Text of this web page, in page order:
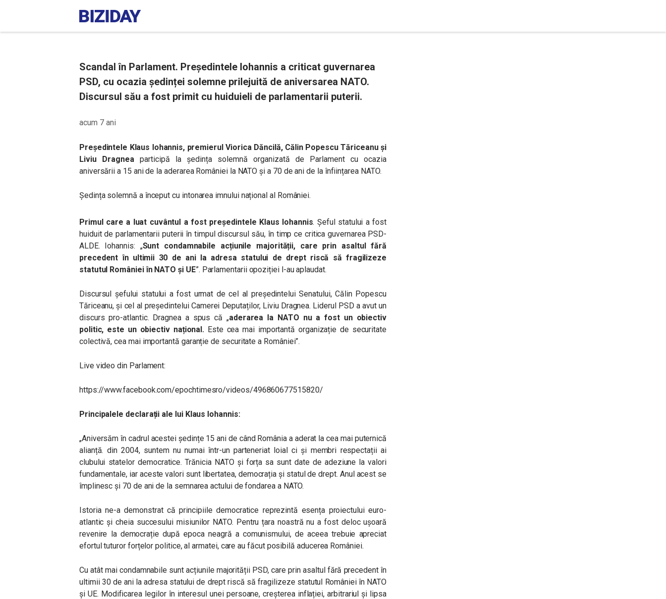
Scandal în Parlament. Președintele Iohannis a criticat guvernarea
PSD, cu ocazia ședinței solemne prilejuită de aniversarea NATO.
Discursul său a fost primit cu huiduieli de parlamentarii puterii.
acum 7 ani
Președintele Klaus Iohannis, premierul Viorica Dăncilă, Călin Popescu Tăriceanu și
Liviu Dragneaparticipă la ședința solemnă organizată de Parlament cu ocazia
aniversării a 15 ani de la aderarea României la NATO și a 70 de ani de la înființarea NATO.
Ședința solemnă a început cu intonarea imnului național al României.
Primul care a luat cuvântul a fost președintele Klaus Iohannis. Șeful statului a fost
huiduit de parlamentarii puterii în timpul discursul său, în timp ce critica guvernarea PSD-
ALDE. Iohannis: „Sunt condamnabile acțiunile majorității, care prin asaltul fără
precedent în ultimii 30 de ani la adresa statului de drept riscă să fragilizeze
statutul României în NATO și UE”. Parlamentarii opoziției l-au aplaudat.
Discursul șefului statului a fost urmat de cel al președintelui Senatului, Călin Popescu
Tăriceanu, și cel al președintelui Camerei Deputaților, Liviu Dragnea. Liderul PSD a avut un
discurs pro-atlantic. Dragnea a spus că „aderarea la NATO nu a fost un obiectiv
politic, este un obiectiv național. Este cea mai importantă organizație de securitate
colectivă, cea mai importantă garanție de securitate a României”.
Live video din Parlament:
https://www.facebook.com/epochtimesro/videos/496860677515820/
Principalele declarații ale lui Klaus Iohannis:
„Aniversăm în cadrul acestei ședințe 15 ani de când România a aderat la cea mai puternică
alianță. din 2004, suntem nu numai într-un parteneriat loial ci și membri respectații ai
clubului statelor democratice. Trănicia NATO și forța sa sunt date de adeziune la valori
fundamentale, iar aceste valori sunt libertatea, democrația și statul de drept. Anul acest se
împlinesc și 70 de ani de la semnarea actului de fondarea a NATO.
Istoria ne-a demonstrat că principiile democratice reprezintă esența proiectului euro-
atlantic și cheia succesului misiunilor NATO. Pentru țara noastră nu a fost deloc ușoară
revenire la democrație după epoca neagră a comunismului, de aceea trebuie apreciat
efortul tuturor forțelor politice, al armatei, care au făcut posibilă aducerea României.
Cu atât mai condamnabile sunt acțiunile majorității PSD, care prin asaltul fără precedent în
ultimii 30 de ani la adresa statului de drept riscă să fragilizeze statutul României în NATO
și UE. Modificarea legilor în interesul unei persoane, creșterea inflației, arbitrariul și lipsa